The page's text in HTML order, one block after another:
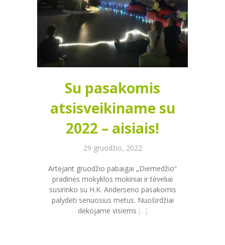
Su pasakomis
atsisveikiname su
2022 – aisiais!
29 gruodžio, 2022
Artėjant gruodžio pabaigai „Diemedžio“
pradinės mokyklos mokiniai ir tėveliai
susirinko su H.K. Anderseno pasakomis
palydėti senuosius metus. Nuoširdžiai
dėkojame visiems [...]